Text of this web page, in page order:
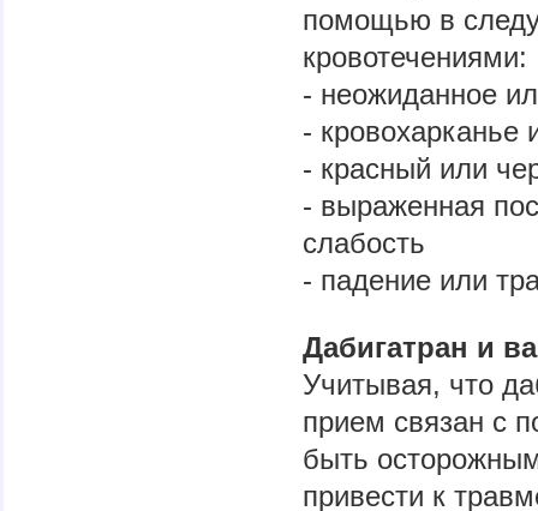
помощью в
кровотечениями:
- неожиданное
- кровохарканье
- красный или
- выраженная
слабость
- падение или
Дабигатран и
Учитывая, что
прием связан с
быть
привести к